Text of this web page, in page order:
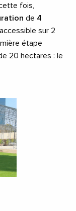
fois,
de 4
sur 2
étape
20 hectares : le